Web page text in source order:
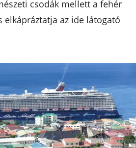
csodák mellett a fehér
az ide látogató